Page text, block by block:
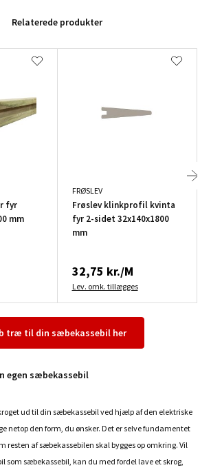
Relaterede produkter
fyr
mm
FRØSLEV
Frøslev klinkprofil kvinta
fyr 2-sidet 32x140x1800
mm
32,75 kr./M
Lev. omk. tillægges
træ til din sæbekassebil her
egen sæbekassebil
ud til din sæbekassebil ved hjælp af den elektriske
netop den form, du ønsker. Det er selve fundamentet
resten af sæbekassebilen skal bygges op omkring. Vil
som sæbekassebil, kan du med fordel lave et skrog,